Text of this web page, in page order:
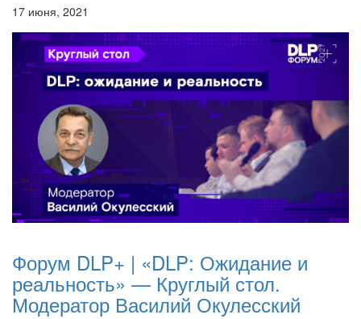
17 июня, 2021
Форум DLP+ | «DLP: Ожидание и
реальность» — Круглый стол.
Модератор Василий Окулесский